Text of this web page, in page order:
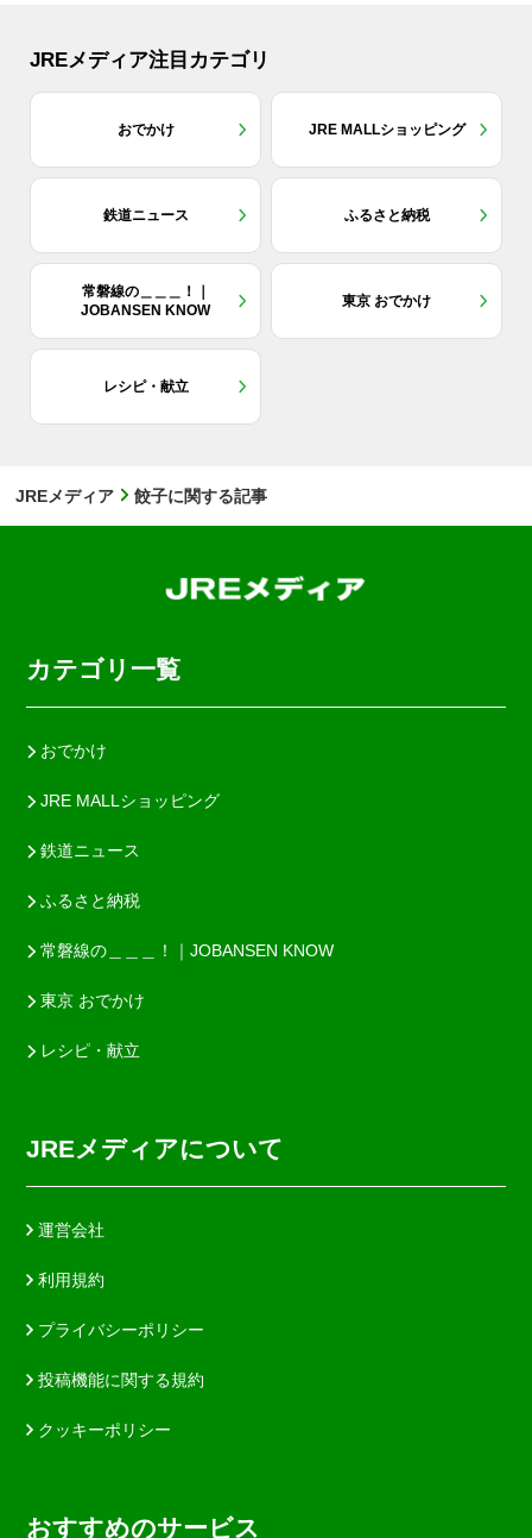
JREメディア注目カテゴリ
おでかけ JRE MALLショッピング
鉄道ニュース ふるさと納税
常磐線の＿＿＿！｜
JOBANSEN KNOW
東京 おでかけ
レシピ・献立
JREメディア 餃子に関する記事
カテゴリ一覧
おでかけ
JRE MALLショッピング
鉄道ニュース
ふるさと納税
常磐線の＿＿＿！｜JOBANSEN KNOW
東京 おでかけ
レシピ・献立
JREメディアについて
運営会社
利用規約
プライバシーポリシー
投稿機能に関する規約
クッキーポリシー
おすすめのサービス